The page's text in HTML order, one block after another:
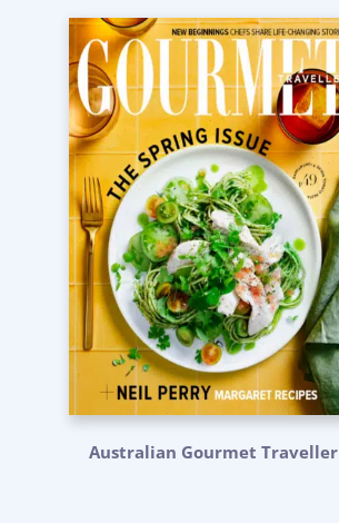
Australian Gourmet Traveller